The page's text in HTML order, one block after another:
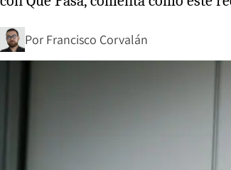
Por Francisco Corvalán